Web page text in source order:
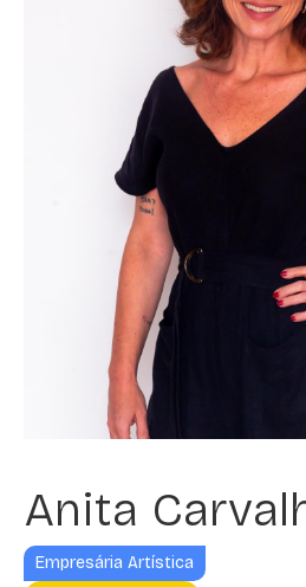
Anita
Empresária Artística